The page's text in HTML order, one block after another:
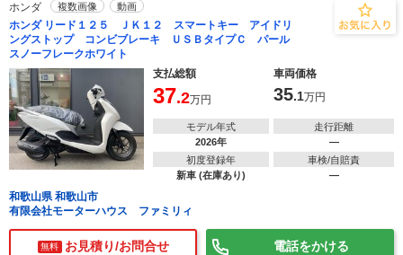
ホンダ 複数画像 動画
ホンダ リード１２５ ＪＫ１２ スマートキー アイドリ
ングストップ コンビブレーキ ＵＳＢタイプＣ パール
スノーフレークホワイト
支払総額
車両価格
37.2万円 35.1万円
モデル年式
2026年
走行距離
―
初度登録年
新車 (在庫あり)
車検/自賠責
―
和歌山県 和歌山市
有限会社モーターハウス ファミリィ
無料 お見積り/お問合せ 電話をかける